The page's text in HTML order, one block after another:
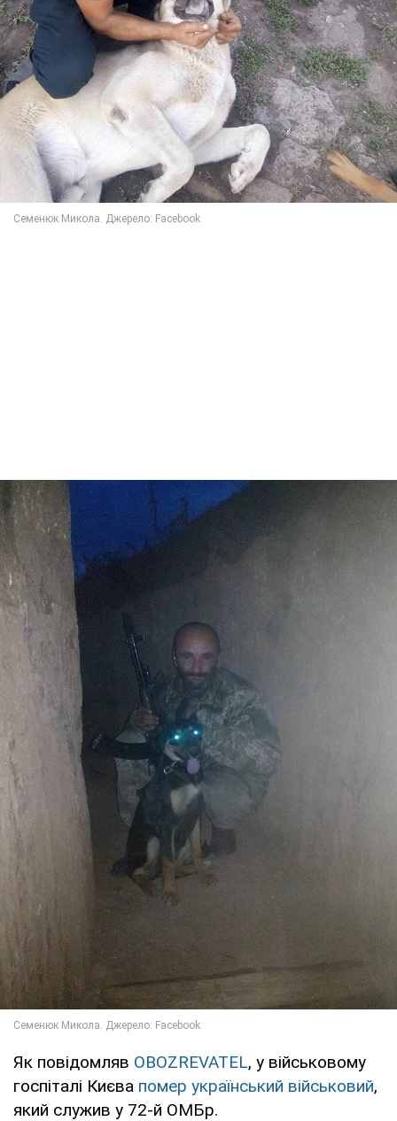
Як повідомляв OBOZREVATEL, у військовому
госпіталі Києва помер український військовий,
який служив у 72-й ОМБр.